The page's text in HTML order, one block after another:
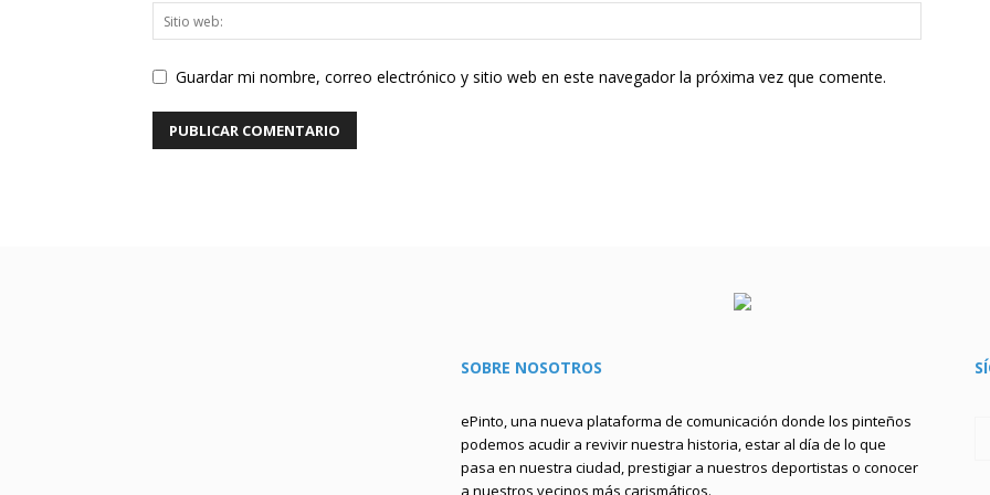
Guardar mi nombre, correo electrónico y sitio web en este navegador la próxima vez que comente.
SOBRE NOSOTROS
ePinto, una nueva plataforma de comunicación donde los pinteños
podemos acudir a revivir nuestra historia, estar al día de lo que
pasa en nuestra ciudad, prestigiar a nuestros deportistas o conocer
a nuestros vecinos más carismáticos.